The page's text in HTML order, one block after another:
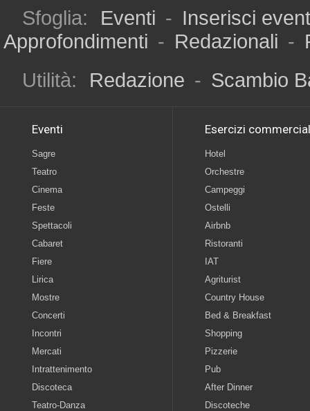
Sfoglia: Eventi - Inserisci
Approfondimenti - Redazionali -
Utilità:
Redazione - Scambio
Eventi
Sagre
Teatro
Cinema
Feste
Spettacoli
Cabaret
Fiere
Lirica
Mostre
Concerti
Incontri
Mercati
Intrattenimento
Discoteca
Teatro-Danza
Esercizi
Hotel
Orchestre
Campeggi
Ostelli
Airbnb
Ristoranti
IAT
Agriturist
Country House
Bed & Breakfast
Shopping
Pizzerie
Pub
After Dinner
Discoteche